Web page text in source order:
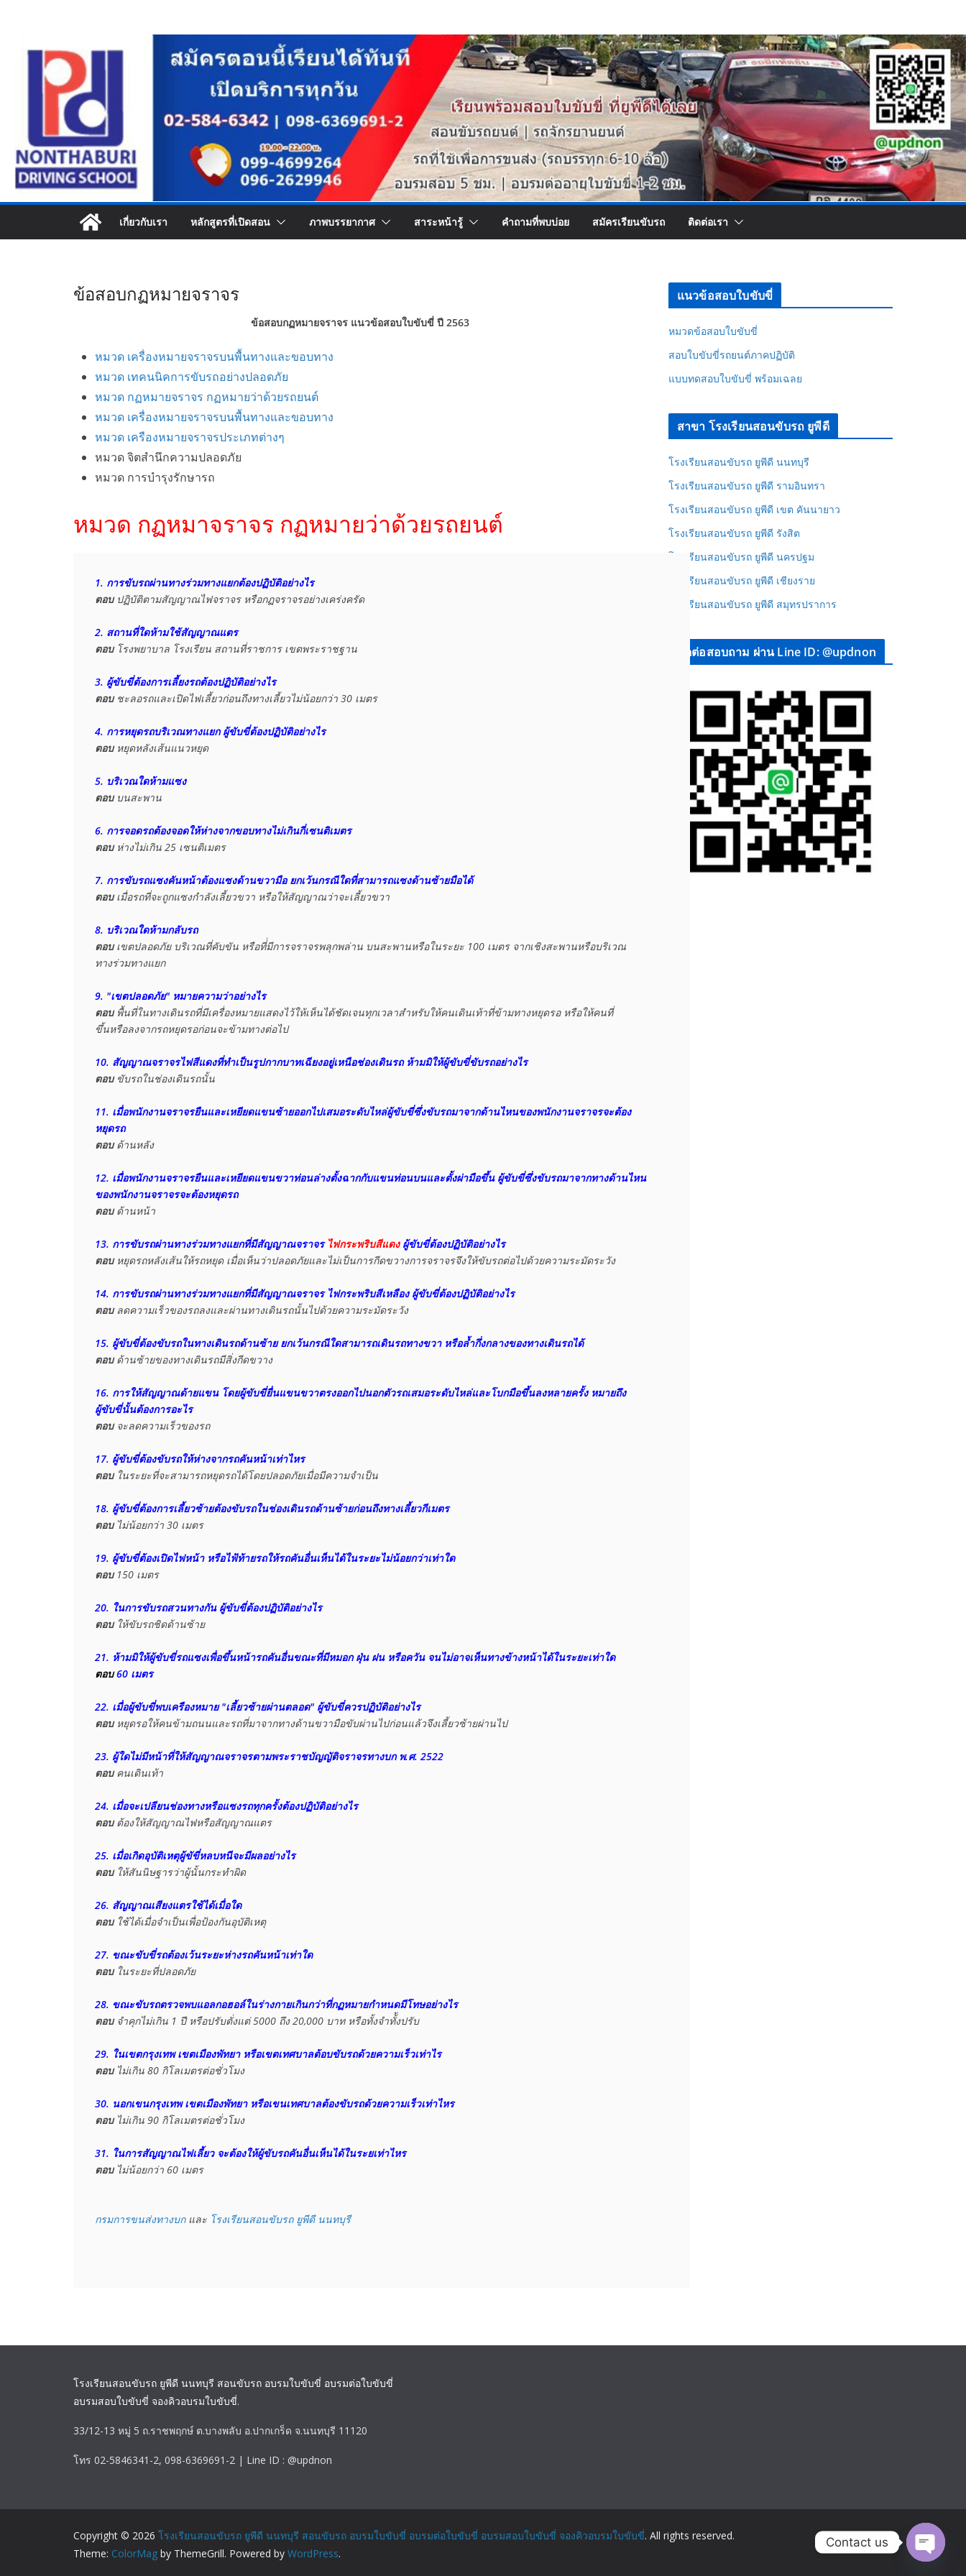
content
เกี่ยวกับเรา หลักสูตรที่เปิดสอน ภาพบรรยากาศ สาระหน้ารู้ คำถามที่พบบ่อย สมัครเรียนขับรถ ติดต่อเรา
ข้อสอบกฏหมายจราจร
ข้อสอบกฏหมายจราจร แนวข้อสอบใบขับขี่ ปี 2563
หมวด เครื่องหมายจราจรบนพื้นทางและขอบทาง
หมวด เทคนนิคการขับรถอย่างปลอดภัย
หมวด กฏหมายจราจร กฏหมายว่าด้วยรถยนต์
หมวด เครื่องหมายจราจรบนพื้นทางและขอบทาง
หมวด เครืองหมายจราจรประเภทต่างๆ
หมวด จิตสำนึกความปลอดภัย
หมวด การบำรุงรักษารถ
หมวด กฏหมาจราจร กฏหมายว่าด้วยรถยนต์
1. การขับรถผ่านทางร่วมทางแยกต้องปฏิบัติอย่างไร
ตอบ ปฏิบัติตามสัญญาณไฟจราจร หรือกฏจราจรอย่างเคร่งครัด
2. สถานที่ใดห้ามใช้สัญญาณแตร
ตอบ โรงพยาบาล โรงเรียน สถานที่ราชการ เขตพระราชฐาน
3. ผู้ขับขี่ต้องการเลี้ยงรถต้องปฏิบัติอย่างไร
ตอบ ชะลอรถและเปิดไฟเลี้ยวก่อนถึงทางเลี้ยวไม่น้อยกว่า 30 เมตร
4. การหยุดรถบริเวณทางแยก ผู้ขับขี่ต้องปฏิบัติอย่างไร
ตอบ หยุดหลังเส้นแนวหยุด
5. บริเวณใดห้ามแซง
ตอบ บนสะพาน
6. การจอดรถต้องจอดให้ห่างจากขอบทางไม่เกินกี่เซนติเมตร
ตอบ ห่างไม่เกิน 25 เซนติเมตร
7. การขับรถแซงคันหน้าต้องแซงด้านขวามือ ยกเว้นกรณีใดที่สามารถแซงด้านซ้ายมือได้
ตอบ เมื่อรถที่จะถูกแซงกำลังเลี้ยวขวา หรือให้สัญญาณว่าจะเลี้ยวขวา
8. บริเวณใดห้ามกลับรถ
ตอบ เขตปลอดภัย บริเวณที่คับขัน หรือที่่มีการจราจรพลุกพล่าน บนสะพานหรือในระยะ 100 เมตร จากเชิงสะพานหรือบริเวณ
ทางร่วมทางแยก
9. "เขตปลอดภัย" หมายความว่าอย่างไร
ตอบ พื้นที่ในทางเดินรถที่มีเครื่องหมายแสดงไว้ให้เห็นได้ชัดเจนทุกเวลาสำหรับให้คนเดินเท้าที่ข้ามทางหยุดรอ หรือให้คนที่
ขึ้นหรือลงจากรถหยุดรอก่อนจะข้ามทางต่อไป
10. สัญญาณจราจรไฟสีแดงที่ทำเป็นรูปกากบาทเฉียงอยู่เหนือช่องเดินรถ ห้ามมิให้ผู้ขับขี่ขับรถอย่างไร
ตอบ ขับรถในช่องเดินรถนั้น
11. เมื่อพนักงานจราจรยืนและเหยียดแขนซ้ายออกไปเสมอระดับไหล่ผู้ขับขี่ซึ่งขับรถมาจากด้านไหนของพนักงานจราจรจะต้อง
หยุดรถ
ตอบ
12. เมื่อพนักงานจราจรยืนและเหยียดแขนขวาท่อนล่างตั้งฉากกับแขนท่อนบนและตั้งผ่ามือขึ้น ผู้ขับขี่ซึ่งขับรถมาจากทางด้านไหน
ของพนักงานจราจรจะต้องหยุดรถ
ตอบ ด้านหน้า
13. การขับรถผ่านทางร่วมทางแยกที่มีสัญญาณจราจร ไฟกระพริบสีแดง ผู้ขับขี่ต้องปฏิบัติอย่างไร
ตอบ
14. การขับรถผ่านทางร่วมทางแยกที่มีสัญญาณจราจร ไฟกระพริบสีเหลือง ผู้ขับขี่ต้องปฏิบัติอย่างไร
ตอบ ลดความเร็วของรถลงและผ่านทางเดินรถนั้นไปด้วยความระมัดระวัง
15. ผู้ขับขี่ต้องขับรถในทางเดินรถด้านซ้าย ยกเว้นกรณีใดสามารถเดินรถทางขวา หรือล้ำกึ่งกลางของทางเดินรถได้
ตอบ
16. การให้สัญญาณด้ายแขน โดยผู้ขับขี่ยื่นแขนขวาตรงออกไปนอกตัวรถเสมอระดับไหล่และโบกมือขึ้นลงหลายครั้ง หมายถึง
ผู้ขับขี่นั้นต้องการอะไร
ตอบ จะลดความเร็วของรถ
17. ผู้ขับขี่ต้องขับรถให้ห่างจากรถคันหน้าเท่าไหร
ตอบ ในระยะที่จะสามารถหยุดรถได้โดยปลอดภัยเมื่อมีความจำเป็น
18. ผู้ขับขี่ต้องการเลี้ยวซ้ายต้องขับรถในช่องเดินรถด้านซ้ายก่อนถึงทางเลี้ยวกีเมตร
ตอบ ไม่น้อยกว่า 30 เมตร
19. ผู้ขับขี่ต้องเปิดไฟหน้า หรือไฟ้ท้ายรถให้รถคันอื่นเห็นได้ในระยะไม่น้อยกว่าเท่าใด
ตอบ 150 เมตร
20. ในการขับรถสวนทางกัน ผู้ขับขี่ต้องปฏิบัติอย่างไร
ตอบ ให้ขับรถชิดด้านซ้าย
ตอบ 60 เมตร
22. เมื่อผู้ขับขี่พบเครืองหมาย "เลี้ยวซ้ายผ่านตลอด" ผู้ขับขี่ควรปฏิบัติอย่างไร
ตอบ
23. ผู้ใดไม่มีหน้าที่ให้สัญญาณจราจรตามพระราชบัญญัติจราจรทางบก พ.ศ. 2522
ตอบ คนเดินเท้า
24. เมื่อจะเปลียนช่องทางหรือแซงรถทุกครั้งต้องปฏิบัติอย่างไร
ตอบ ต้องให้สัญญาณไฟหรือสัญญาณแตร
25. เมื่อเกิดอุบัติเหตุผู้ขัขี่หลบหนีจะมีผลอย่างไร
ตอบ ให้สันนิษฐารว่าผู้นั้นกระทำผิด
26. สัญญาณเสียงแตรใช้ได้เมื่อใด
ตอบ ใช้ได้เมื่อจำเป็นเพื่อป้องกันอุบัติเหตุ
27. ขณะขับขี่รถต้องเว้นระยะห่างรถคันหน้าเท่าใด
ตอบ ในระยะที่ปลอดภัย
28. ขณะขับรถตรวจพบแอลกอฮอล์ในร่างกายเกินกว่าที่กฏหมายกำหนดมีโทษอย่างไร
ตอบ
29. ในเขตกรุงเทพ เขตเมืองพัทยา หรือเขตเทศบาลต้อบขับรถด้วยความเร็วเท่าไร
ตอบ ไม่เกิน 80 กิโลเมตรต่อชั่วโมง
30. นอกเขนกรุงเทพ เขตเมืองพัทยา หรือเขนเทศบาลต้องขับรถด้วยความเร็วเท่าไหร
ตอบ ไม่เกิน 90 กิโลเมตรต่อชั่วโมง
31. ในการสัญญาณไฟเลี้ยว จะต้องให้ผู้ขับรถคันอื่นเห็นได้ในระยเท่าไหร
ตอบ ไม่น้อยกว่า 60 เมตร
กรมการขนส่งทางบก และ โรงเรียนสอนขับรถ ยูพีดี นนทบุรี
แนวข้อสอบใบขับขี่
หมวดข้อสอบใบขับขี่
สอบใบขับขี่รถยนต์ภาคปฏิบัติ
แบบทดสอบใบขับขี่ พร้อมเฉลย
สาขา โรงเรียนสอนขับรถ ยูพีดี
โรงเรียนสอนขับรถ ยูพีดี นนทบุรี
โรงเรียนสอนขับรถ ยูพีดี รามอินทรา
โรงเรียนสอนขับรถ ยูพีดี เขต คันนายาว
โรงเรียนสอนขับรถ ยูพีดี รังสิต
โรงเรียนสอนขับรถ ยูพีดี นครปฐม
โรงเรียนสอนขับรถ ยูพีดี เชียงราย
โรงเรียนสอนขับรถ ยูพีดี สมุทรปราการ
ติดต่อสอบถาม ผ่าน Line ID: @updnon
โรงเรียนสอนขับรถ ยูพีดี นนทบุรี สอนขับรถ อบรมใบขับขี่ อบรมต่อใบขับขี่
อบรมสอบใบขับขี่ จองคิวอบรมใบขับขี่.
33/12-13 หมู่ 5 ถ.ราชพฤกษ์ ต.บางพลับ อ.ปากเกร็ด จ.นนทบุรี 11120
โทร 02-5846341-2, 098-6369691-2 | Line ID : @updnon
Copyright © 2026 โรงเรียนสอนขับรถ ยูพีดี นนทบุรี สอนขับรถ อบรมใบขับขี่ อบรมต่อใบขับขี่ อบรมสอบใบขับขี่ จองคิวอบรมใบขับขี่. All rights reserved.
Theme: ColorMag by ThemeGrill. Powered by WordPress.
Contact us